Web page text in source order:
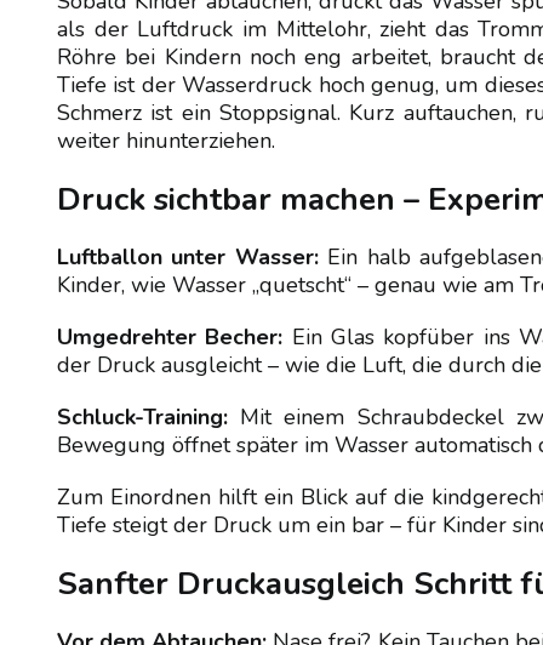
als der Luftdruck im Mittelohr, zieht das
Röhre bei Kindern noch eng arbeitet, braucht
Tiefe ist der Wasserdruck hoch genug, um
Schmerz ist ein Stoppsignal. Kurz auftauchen,
weiter hinunterziehen.
Druck sichtbar machen –
Luftballon unter Wasser:Ein halb
Kinder, wie Wasser „quetscht“ – genau wie am
Umgedrehter Becher: Ein Glas kopfüber ins
der Druck ausgleicht – wie die Luft, die durch
Schluck-Training: Mit einem Schraubdeckel
Bewegung öffnet später im Wasser automatisch
Zum Einordnen hilft ein Blick auf die
Tiefe steigt der Druck um ein bar – für Kinder
Sanfter Druckausgleich Schritt